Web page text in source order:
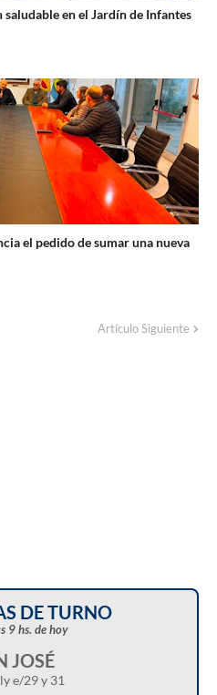
en el Jardín de Infantes
el pedido de sumar una nueva
Artículo Siguiente
para este
DE TURNO
9 hs. de hoy
JOSÉ
e/29 y 31